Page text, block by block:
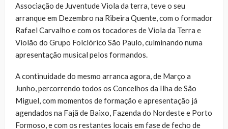
Associação de Juventude Viola da terra, teve o seu
arranque em Dezembro na Ribeira Quente, com o formador
Rafael Carvalho e com os tocadores de Viola da Terra e
Violão do Grupo Folclórico São Paulo, culminando numa
apresentação musical pelos formandos.
A continuidade do mesmo arranca agora, de Março a
Junho, percorrendo todos os Concelhos da Ilha de São
Miguel, com momentos de formação e apresentação já
agendados na Fajã de Baixo, Fazenda do Nordeste e Porto
Formoso, e com os restantes locais em fase de fecho de